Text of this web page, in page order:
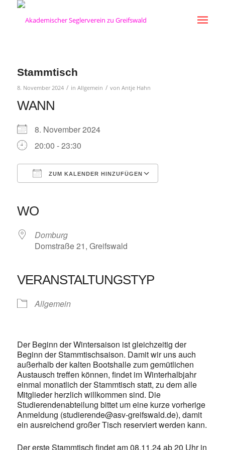
Stammtisch
8. November 2024 / in Allgemein / von Antje Hahn
WANN
8. November 2024
20:00 - 23:30
ZUM KALENDER HINZUFÜGEN
WO
Domburg
Domstraße 21, Greifswald
VERANSTALTUNGSTYP
Allgemein
Der Beginn der Wintersaison ist gleichzeitig der
Beginn der Stammtischsaison. Damit wir uns auch
außerhalb der kalten Bootshalle zum gemütlichen
Austausch treffen können, findet im Winterhalbjahr
einmal monatlich der Stammtisch statt, zu dem alle
Mitglieder herzlich willkommen sind. Die
Studierendenabteilung bittet um eine kurze vorherige
Anmeldung (studierende@asv-greifswald.de), damit
ein ausreichend großer Tisch reserviert werden kann.
Der erste Stammtisch findet am 08.11.24 ab 20 Uhr in